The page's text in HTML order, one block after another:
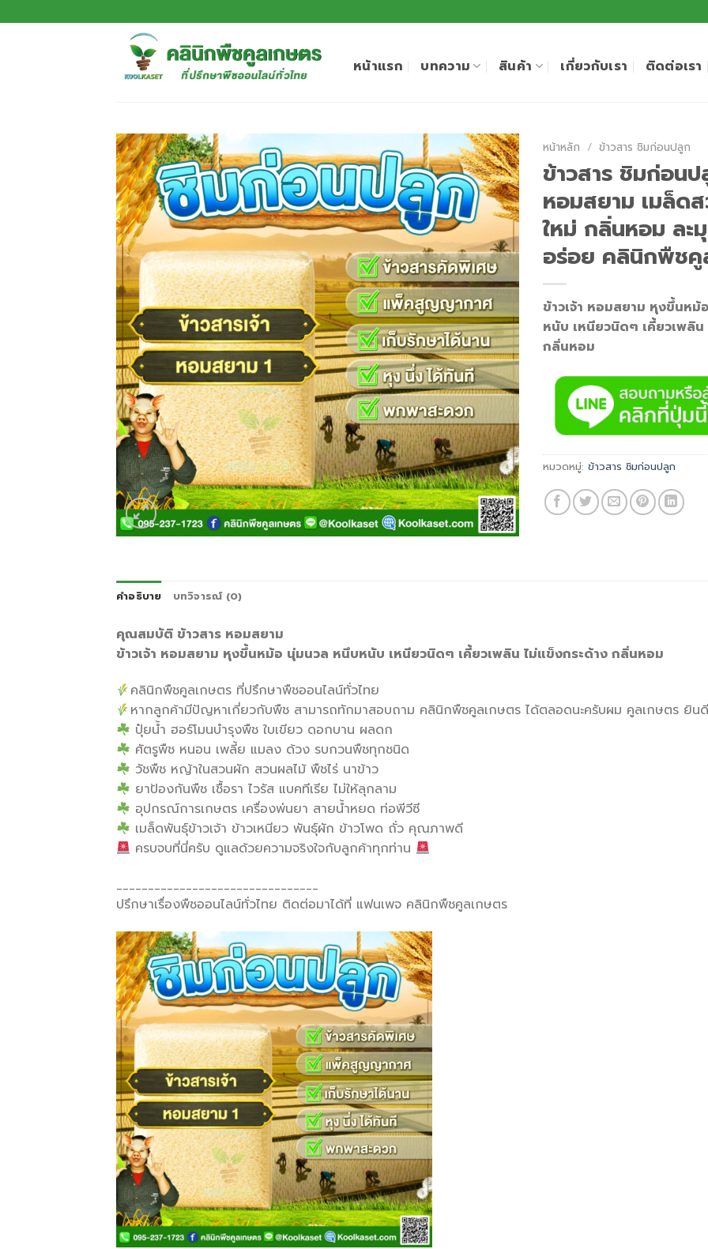
หน้าแรก บทความ สินค้า เกี่ยวกับเรา ติดต่อเรา
หน้าหลัก / ข้าวสาร ชิมก่อนปลูก
ข้าวสาร ชิมก่อนป
หอมสยาม เมล็ด
ใหม่ กลิ่นหอม ละ
อร่อย คลินิกพืชคู
ข้าวเจ้า หอมสยาม หุงขึ้นห
หนับ เหนียวนิดๆ เคี้ยวเพลิน
กลิ่นหอม
หมวดหมู่: ข้าวสาร ชิมก่อนปลูก
คำอธิบาย บทวิจารณ์ (0)
คุณสมบัติ ข้าวสาร หอมสยาม
ข้าวเจ้า หอมสยาม หุงขึ้นหม้อ นุ่มนวล หนึบหนับ เหนียวนิดๆ เคี้ยวเพลิน ไม่แข็งกระด้าง กลิ่นหอม
คลินิกพืชคูลเกษตร ที่ปรึกษาพืชออนไลน์ทั่วไทย
หากลูกค้ามีปัญหาเกี่ยวกับพืช สามารถทักมาสอบถาม คลินิกพืชคูลเกษตร ได้ตลอดนะครับผม คูลเกษตร ยินดี
ปุ๋ยน้ำ ฮอร์โมนบำรุงพืช ใบเขียว ดอกบาน ผลดก
ศัตรูพืช หนอน เพลี้ย แมลง ด้วง รบกวนพืชทุกชนิด
วัชพืช หญ้าในสวนผัก สวนผลไม้ พืชไร่ นาข้าว
ยาป้องกันพืช เชื้อรา ไวรัส แบคทีเรีย ไม่ให้ลุกลาม
อุปกรณ์การเกษตร เครื่องพ่นยา สายน้ำหยด ท่อพีวีซี
เมล็ดพันธุ์ข้าวเจ้า ข้าวเหนียว พันธุ์ผัก ข้าวโพด ถั่ว คุณภาพดี
ครบจบที่นี่ครับ ดูแลด้วยความจริงใจกับลูกค้าทุกท่าน
________________________________
ปรึกษาเรื่องพืชออนไลน์ทั่วไทย ติดต่อมาได้ที่ แฟนเพจ คลินิกพืชคูลเกษตร